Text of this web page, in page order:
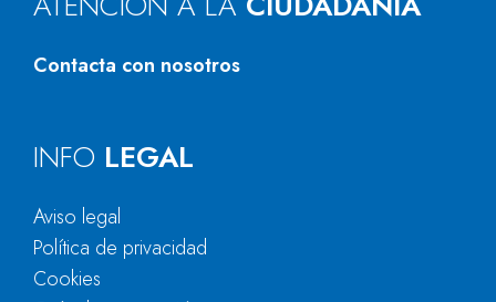
Contacta con nosotros
INFO LEGAL
Aviso legal
Política de privacidad
Cookies